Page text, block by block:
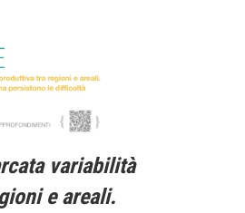
variabilità
e areali.